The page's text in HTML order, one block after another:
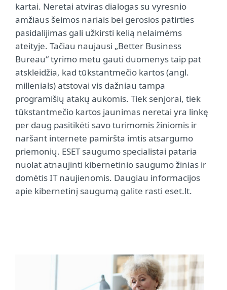
kartai. Neretai atviras dialogas su vyresnio
amžiaus šeimos nariais bei gerosios patirties
pasidalijimas gali užkirsti kelią nelaimėms
ateityje. Tačiau naujausi „Better Business
Bureau“ tyrimo metu gauti duomenys taip pat
atskleidžia, kad tūkstantmečio kartos (angl.
millenials) atstovai vis dažniau tampa
programišių atakų aukomis. Tiek senjorai, tiek
tūkstantmečio kartos jaunimas neretai yra linkę
per daug pasitikėti savo turimomis žiniomis ir
naršant internete pamiršta imtis atsargumo
priemonių. ESET saugumo specialistai pataria
nuolat atnaujinti kibernetinio saugumo žinias ir
domėtis IT naujienomis. Daugiau informacijos
apie kibernetinį saugumą galite rasti eset.lt.